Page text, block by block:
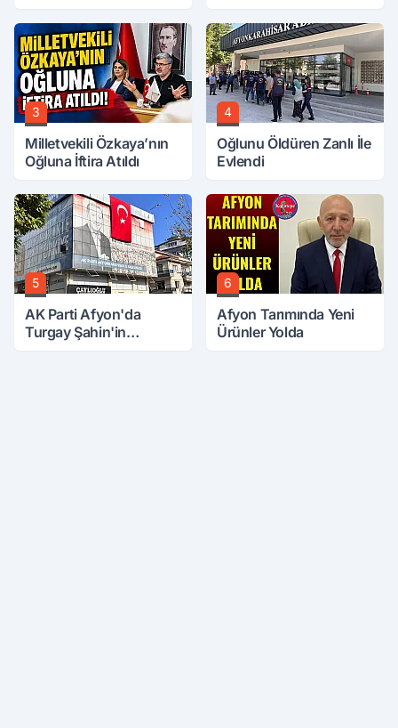
3
Milletvekili Özkaya’nın
Oğluna İftira Atıldı
4
Oğlunu Öldüren Zanlı İle
Evlendi
5
AK Parti Afyon'da
Turgay Şahin'in
6
Afyon Tarımında Yeni
Ürünler Yolda